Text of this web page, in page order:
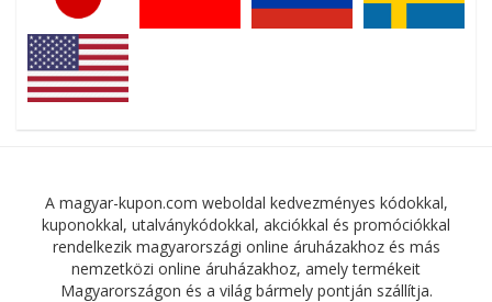
A magyar-kupon.com weboldal kedvezményes kódokkal,
kuponokkal, utalványkódokkal, akciókkal és promóciókkal
rendelkezik magyarországi online áruházakhoz és más
nemzetközi online áruházakhoz, amely termékeit
Magyarországon és a világ bármely pontján szállítja.